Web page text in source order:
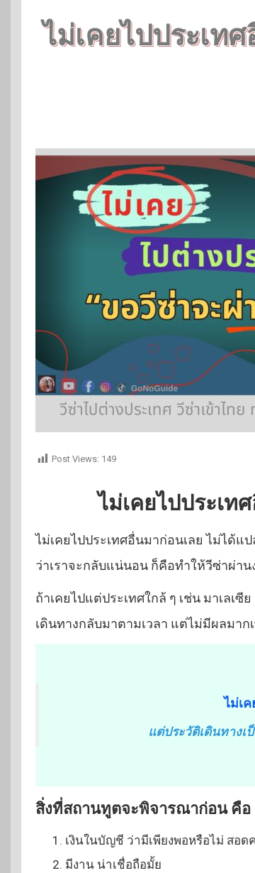
ไม่เคยไปประเท
Post Views: 149
ไม่เคยไปประเท
ไม่เคยไปประเทศอื่นมาก่อนเลย ไม่ได้แ
ว่าเราจะกลับแน่นอน ก็คือทำให้วีซ่าผ่า
ถ้าเคยไปแต่ประเทศใกล้ ๆ เช่น มาเลเ
เดินทางกลับมาตามเวลา แต่ไม่มีผลมาก
ไม่เ
แต่ประวัติเดินทาง
สิ่งที่สถานทูตจะพิจารณาก่อน คือ
เงินในบัญชี ว่ามีเพียงพอหรือไม่ สอด
มีงาน น่าเชื่อถือมั้ย